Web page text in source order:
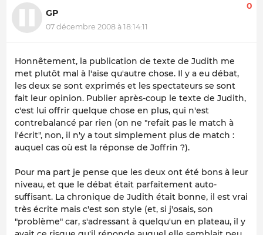
GP
07 décembre 2008 à 18:14:11
0
Honnêtement, la publication de texte de Judith me
met plutôt mal à l'aise qu'autre chose. Il y a eu débat,
les deux se sont exprimés et les spectateurs se sont
fait leur opinion. Publier après-coup le texte de Judith,
c'est lui offrir quelque chose en plus, qui n'est
contrebalancé par rien (on ne "refait pas le match à
l'écrit", non, il n'y a tout simplement plus de match :
auquel cas où est la réponse de Joffrin ?).
Pour ma part je pense que les deux ont été bons à leur
niveau, et que le débat était parfaitement auto-
suffisant. La chronique de Judith était bonne, il est vrai
très écrite mais c'est son style (et, si j'osais, son
"problème" car, s'adressant à quelqu'un en plateau, il y